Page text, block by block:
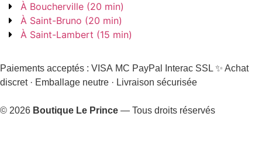
À Boucherville (20 min)
À Saint-Bruno (20 min)
À Saint-Lambert (15 min)
Paiements acceptés : VISA MC PayPal Interac SSL ✨ Achat
discret · Emballage neutre · Livraison sécurisée
© 2026 Boutique Le Prince — Tous droits réservés